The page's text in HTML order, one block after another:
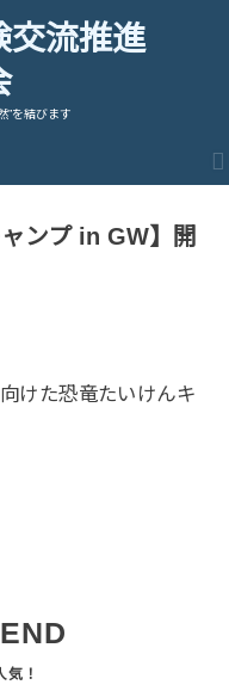
交流推進
”を結びます
ンプ in GW】開
けた恐竜たいけんキ